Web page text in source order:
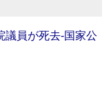
議員が死去‐国家公